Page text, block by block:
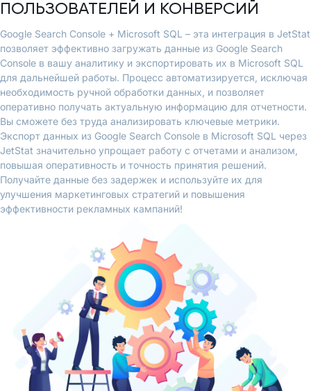
ПОЛЬЗОВАТЕЛЕЙ И КОНВЕРСИЙ
Google Search Console + Microsoft SQL – эта интеграция в JetStat
позволяет эффективно загружать данные из Google Search
Console в вашу аналитику и экспортировать их в Microsoft SQL
для дальнейшей работы. Процесс автоматизируется, исключая
необходимость ручной обработки данных, и позволяет
оперативно получать актуальную информацию для отчетности.
Вы сможете без труда анализировать ключевые метрики.
Экспорт данных из Google Search Console в Microsoft SQL через
JetStat значительно упрощает работу с отчетами и анализом,
повышая оперативность и точность принятия решений.
Получайте данные без задержек и используйте их для
улучшения маркетинговых стратегий и повышения
эффективности рекламных кампаний!